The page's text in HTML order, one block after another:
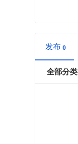
发布
全部分类